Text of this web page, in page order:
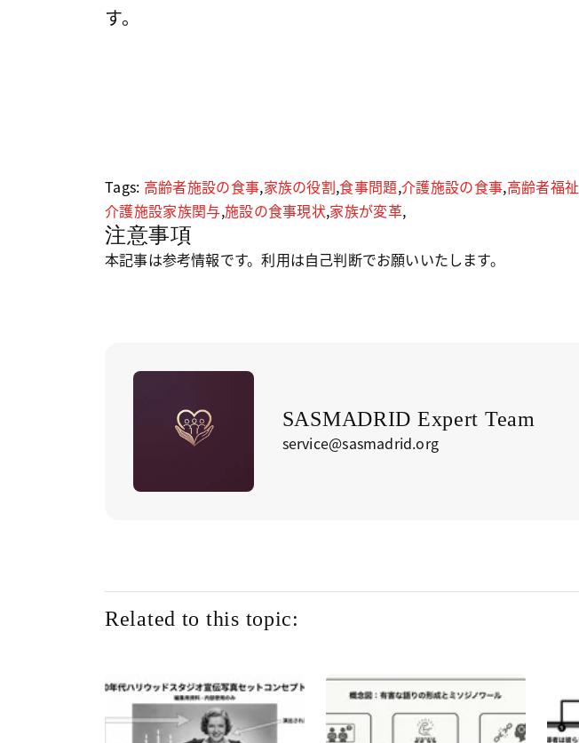
す。
Tags: 高齢者施設の食事,家族の役割,食事問題,介護施設の食事,高齢者福祉
介護施設家族関与,施設の食事現状,家族が変革,
注意事項
本記事は参考情報です。利用は自己判断でお願いいたします。
SASMADRID Expert Team
service@sasmadrid.org
Related to this topic: